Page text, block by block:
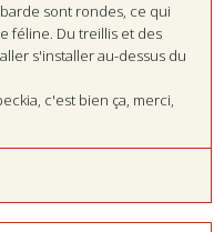
sont rondes, ce qui
féline. Du treillis et des
s'installer au-dessus du
c'est bien ça, merci,